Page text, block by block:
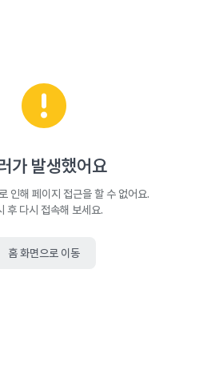
가 발생했어요
인해 페이지 접근을 할 수 없어요.
후 다시 접속해 보세요.
홈 화면으로 이동